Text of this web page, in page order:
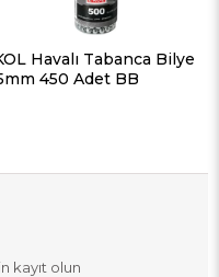
Havalı Tabanca Bilye
450 Adet BB
kayıt olun